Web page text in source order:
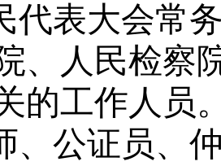
代表大会常
、人民检察
的工作人员
、公证员、